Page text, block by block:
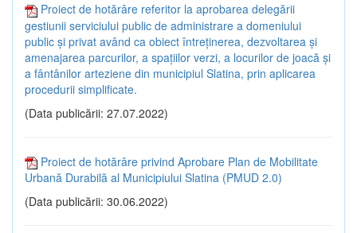
Proiect de hotărâre referitor la aprobarea delegării
gestiunii serviciului public de administrare a domeniului
public și privat având ca obiect întreţinerea, dezvoltarea și
amenajarea parcurilor, a spaţiilor verzi, a locurilor de joacă şi
a fântânilor arteziene din municipiul Slatina, prin aplicarea
procedurii simplificate.
(Data publicării: 27.07.2022)
Proiect de hotărâre privind Aprobare Plan de Mobilitate
Urbană Durabilă al Municipiului Slatina (PMUD 2.0)
(Data publicării: 30.06.2022)